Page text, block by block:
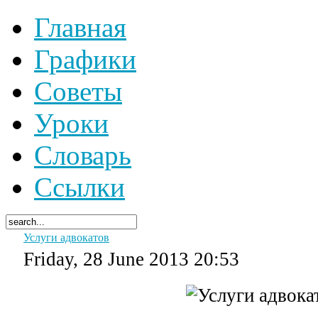
Главная
Графики
Советы
Уроки
Словарь
Ссылки
Услуги адвокатов
Friday, 28 June 2013 20:53